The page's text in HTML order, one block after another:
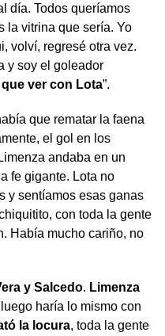
día. Todos queríamos
la vitrina que sería. Yo
volví, regresé otra vez.
y soy el goleador
que ver con Lota”.
que rematar la faena
el gol en los
andaba en un
fe gigante. Lota no
y sentíamos esas ganas
con toda la gente
Había mucho cariño, no
y Salcedo. Limenza
haría lo mismo con
la locura, toda la gente